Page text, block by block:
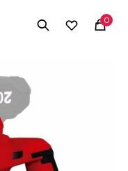
0
MI CUENTA